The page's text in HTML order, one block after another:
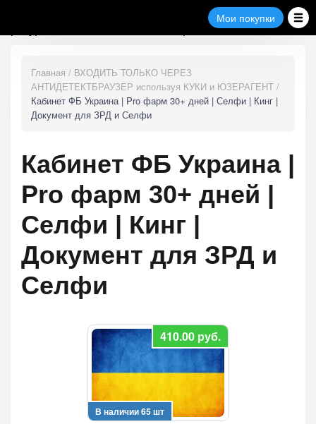
Мои
покупки
Мои покупки
Главная
ВХОДИТЬ ТОЛЬКО ЧЕРЕЗ
АНТИДЕТЕКТБРАУЗЕР используя КУКИ и ЮЗЕРАГЕНТ
Кабинет ФБ Украина | Pro фарм 30+ дней | Селфи | Кинг |
Документ для ЗРД и Селфи
Кабинет ФБ Украина |
Pro фарм 30+ дней |
Селфи | Кинг |
Документ для ЗРД и
Селфи
410.00 руб.
В наличии 65 шт